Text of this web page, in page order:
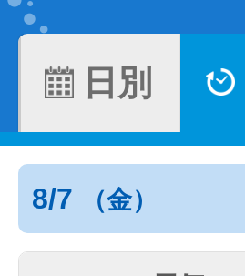
日別
8/7 （金）